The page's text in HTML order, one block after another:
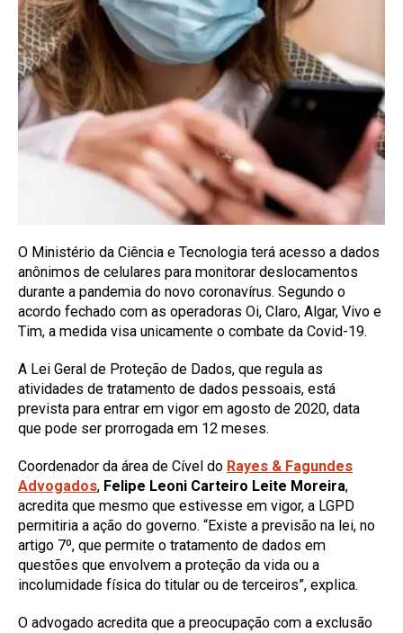
O Ministério da Ciência e Tecnologia terá acesso a dados
anônimos de celulares para monitorar deslocamentos
durante a pandemia do novo coronavírus. Segundo o
acordo fechado com as operadoras Oi, Claro, Algar, Vivo e
Tim, a medida visa unicamente o combate da Covid-19.
A Lei Geral de Proteção de Dados, que regula as
atividades de tratamento de dados pessoais, está
prevista para entrar em vigor em agosto de 2020, data
que pode ser prorrogada em 12 meses.
Coordenador da área de Cível do Rayes & Fagundes
Advogados, Felipe Leoni Carteiro Leite Moreira,
acredita que mesmo que estivesse em vigor, a LGPD
permitiria a ação do governo. “Existe a previsão na lei, no
artigo 7º, que permite o tratamento de dados em
questões que envolvem a proteção da vida ou a
incolumidade física do titular ou de terceiros”, explica.
O advogado acredita que a preocupação com a exclusão